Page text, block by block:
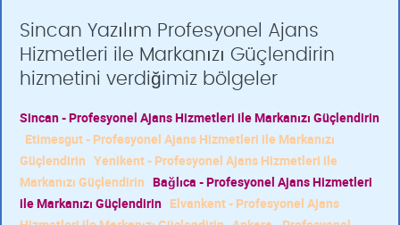
Sincan Yazılım Profesyonel Ajans
Hizmetleri ile Markanızı Güçlendirin
hizmetini verdiğimiz bölgeler
Sincan - Profesyonel Ajans Hizmetleri ile Markanızı Güçlendirin
Etimesgut - Profesyonel Ajans Hizmetleri ile Markanızı
Güçlendirin Yenikent - Profesyonel Ajans Hizmetleri ile
Markanızı Güçlendirin Bağlıca - Profesyonel Ajans Hizmetleri
ile Markanızı Güçlendirin Elvankent - Profesyonel Ajans